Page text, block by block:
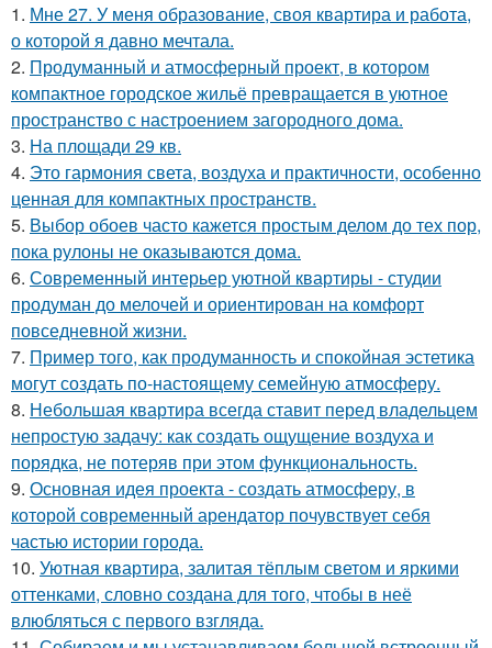
1. Мне 27. У меня образование, своя квартира и работа,
о которой я давно мечтала.
2. Продуманный и атмосферный проект, в котором
компактное городское жильё превращается в уютное
пространство с настроением загородного дома.
3. На площади 29 кв.
4. Это гармония света, воздуха и практичности, особенно
ценная для компактных пространств.
5. Выбор обоев часто кажется простым делом до тех пор,
пока рулоны не оказываются дома.
6. Современный интерьер уютной квартиры - студии
продуман до мелочей и ориентирован на комфорт
повседневной жизни.
7. Пример того, как продуманность и спокойная эстетика
могут создать по-настоящему семейную атмосферу.
8. Небольшая квартира всегда ставит перед владельцем
непростую задачу: как создать ощущение воздуха и
порядка, не потеряв при этом функциональность.
9. Основная идея проекта - создать атмосферу, в
которой современный арендатор почувствует себя
частью истории города.
10. Уютная квартира, залитая тёплым светом и яркими
оттенками, словно создана для того, чтобы в неё
влюбляться с первого взгляда.